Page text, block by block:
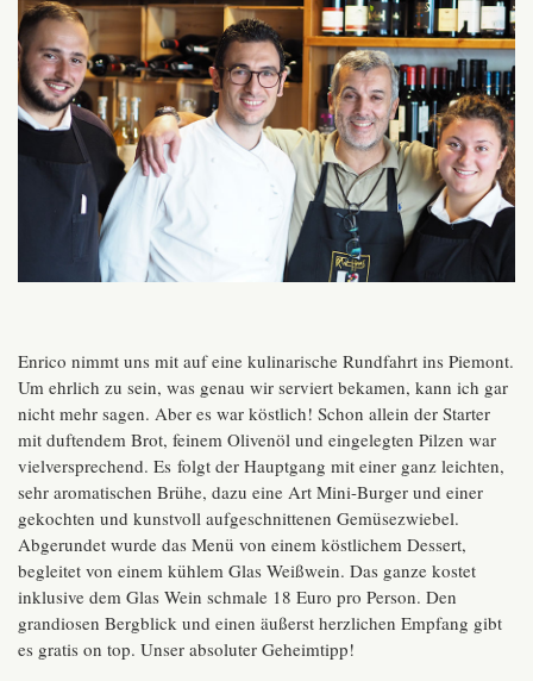
Enrico nimmt uns mit auf eine kulinarische Rundfahrt ins Piemont.
Um ehrlich zu sein, was genau wir serviert bekamen, kann ich gar
nicht mehr sagen. Aber es war köstlich! Schon allein der Starter
mit duftendem Brot, feinem Olivenöl und eingelegten Pilzen war
vielversprechend. Es folgt der Hauptgang mit einer ganz leichten,
sehr aromatischen Brühe, dazu eine Art Mini-Burger und einer
gekochten und kunstvoll aufgeschnittenen Gemüsezwiebel.
Abgerundet wurde das Menü von einem köstlichem Dessert,
begleitet von einem kühlem Glas Weißwein. Das ganze kostet
inklusive dem Glas Wein schmale 18 Euro pro Person. Den
grandiosen Bergblick und einen äußerst herzlichen Empfang gibt
es gratis on top. Unser absoluter Geheimtipp!